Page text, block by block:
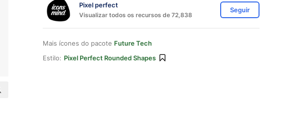
Pixel perfect
Visualizar todos os recursos de 72,838
Seguir
Mais ícones do pacote Future Tech
Estilo: Pixel Perfect Rounded Shapes